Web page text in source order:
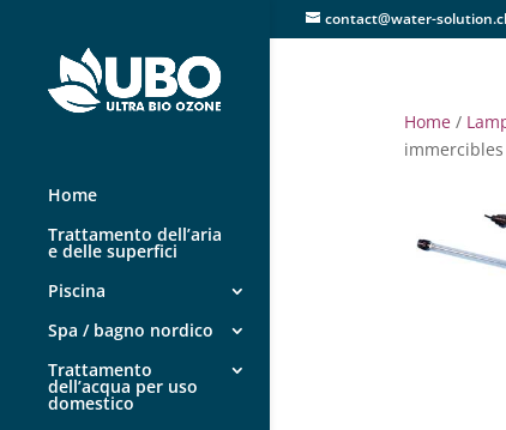
contact@water-
Home
Trattamento dell’aria
e delle superfici
Piscina
Spa / bagno nordico
Trattamento
dell’acqua per uso
domestico
Home/
immercibles